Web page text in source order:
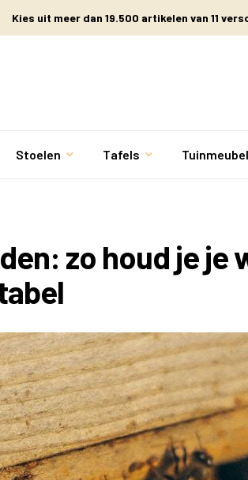
Kies uit meer dan 19.500 artikelen van 11
Stoelen Tafels
zo houd je je